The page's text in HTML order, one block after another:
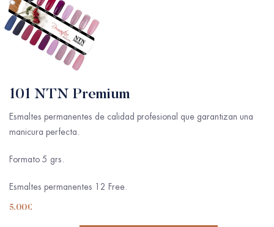
101 NTN Premium
Esmaltes permanentes de calidad profesional que garantizan una
manicura perfecta.
Formato 5 grs.
Esmaltes permanentes 12 Free.
5.00€